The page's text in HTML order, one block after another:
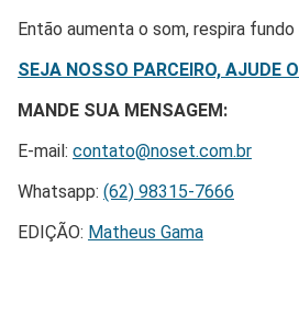
Então aumenta o som, respira
SEJA NOSSO PARCEIRO, AJUDE
MANDE SUA MENSAGEM:
E-mail: contato@noset.com.br
Whatsapp: (62) 98315-7666
EDIÇÃO: Matheus Gama